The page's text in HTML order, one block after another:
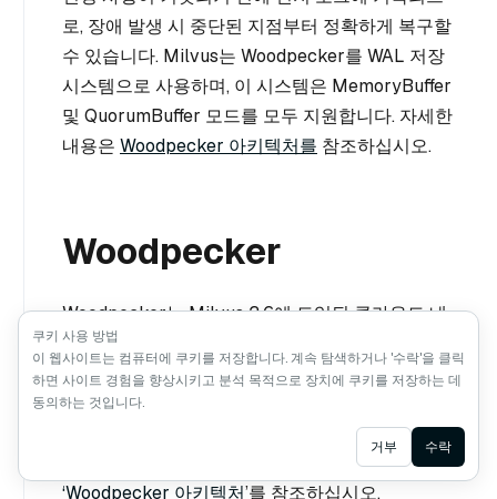
로, 장애 발생 시 중단된 지점부터 정확하게 복구할
수 있습니다. Milvus는 Woodpecker를 WAL 저장
시스템으로 사용하며, 이 시스템은 MemoryBuffer
및 QuorumBuffer 모드를 모두 지원합니다. 자세한
내용은 Woodpecker 아키텍처를 참조하십시오.
Woodpecker
Woodpecker는 Milvus 2.6에 도입된 클라우드 네
이티브 WAL 시스템으로, Kafka와 Pulsar를 대체합
니다. 제로 디스크 아키텍처와 두 가지 배포 모드
(MemoryBuffer 및 QuorumBuffer)를 통해 높은 처
리량, 낮은 운영 오버헤드, 오브젝트 스토리지 상에
서의 원활한 확장성을 제공합니다. 자세한 내용은
‘Woodpecker 아키텍처’를 참조하십시오.
Ask AI
쿠키 사용 방법
이 웹사이트는 컴퓨터에 쿠키를 저장합니다. 계속 탐색하거나 '수락'을 클릭
하면 사이트 경험을 향상시키고 분석 목적으로 장치에 쿠키를 저장하는 데
동의하는 것입니다.
거부 수락